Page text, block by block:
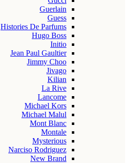
Guerlain
Guess
Histories De Parfums
Hugo Boss
Initio
Jean Paul Gaultier
Jimmy Choo
Jivago
Kilian
La Rive
Lancome
Michael Kors
Michael Malul
Mont Blanc
Montale
Mysterious
Narciso Rodriguez
New Brand